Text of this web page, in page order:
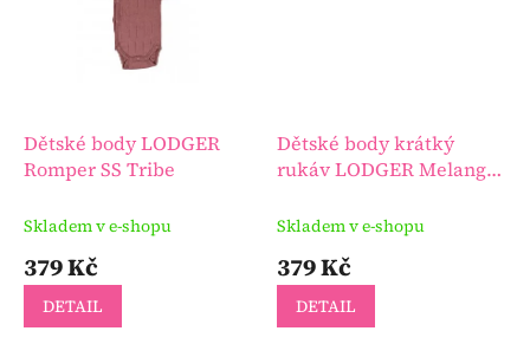
Dětské body LODGER
Romper SS Tribe
Skladem v e-shopu
379 Kč
DETAIL
Dětské body krátký
rukáv LODGER Melange
Skladem v e-shopu
379 Kč
DETAIL